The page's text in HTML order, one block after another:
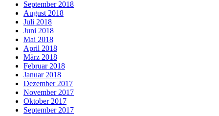
September 2018
August 2018
Juli 2018
Juni 2018
Mai 2018
April 2018
März 2018
Februar 2018
Januar 2018
Dezember 2017
November 2017
Oktober 2017
September 2017